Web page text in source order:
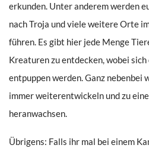
erkunden. Unter anderem werden
nach Troja und viele weitere Orte
führen. Es gibt hier jede Menge
Kreaturen zu entdecken, wobei
entpuppen werden. Ganz nebenbei
immer weiterentwickeln und zu
heranwachsen.
Übrigens: Falls ihr mal bei einem